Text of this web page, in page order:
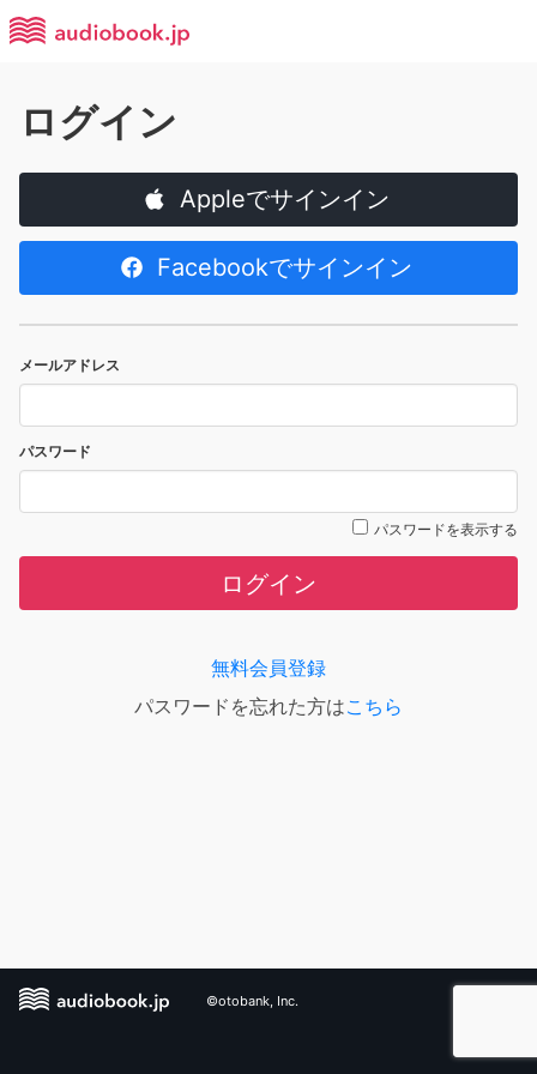
ログイン
Appleでサインイン
Facebookでサインイン
メールアドレス
パスワード
パスワードを表示する
ログイン
無料会員登録
パスワードを忘れた方はこちら
©otobank, Inc.